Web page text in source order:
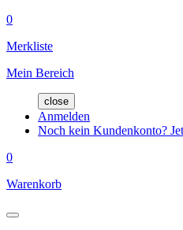
0
Merkliste
Mein Bereich
close
Anmelden
Noch kein Kundenkonto?
0
Warenkorb